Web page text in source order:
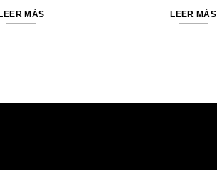
LEER MÁS LEER MÁS